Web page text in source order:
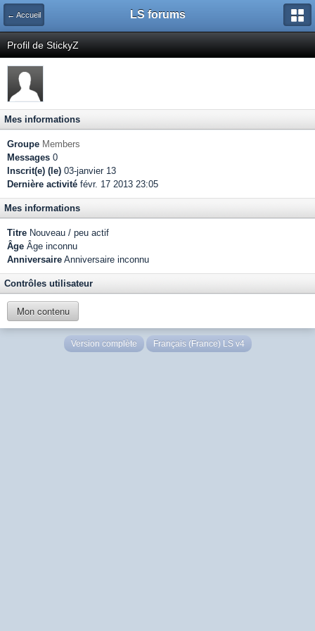
← Accueil LS forums
Profil de StickyZ
Mes informations
Groupe Members
Messages 0
Inscrit(e) (le) 03-janvier 13
Dernière activité févr. 17 2013 23:05
Mes informations
Titre Nouveau / peu actif
Âge Âge inconnu
Anniversaire Anniversaire inconnu
Contrôles utilisateur
Mon contenu
Version complète Français (France) LS v4